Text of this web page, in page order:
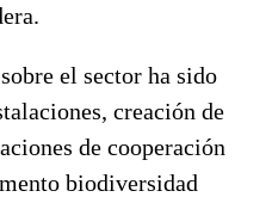
el sector ha sido
creación de
de cooperación
biodiversidad